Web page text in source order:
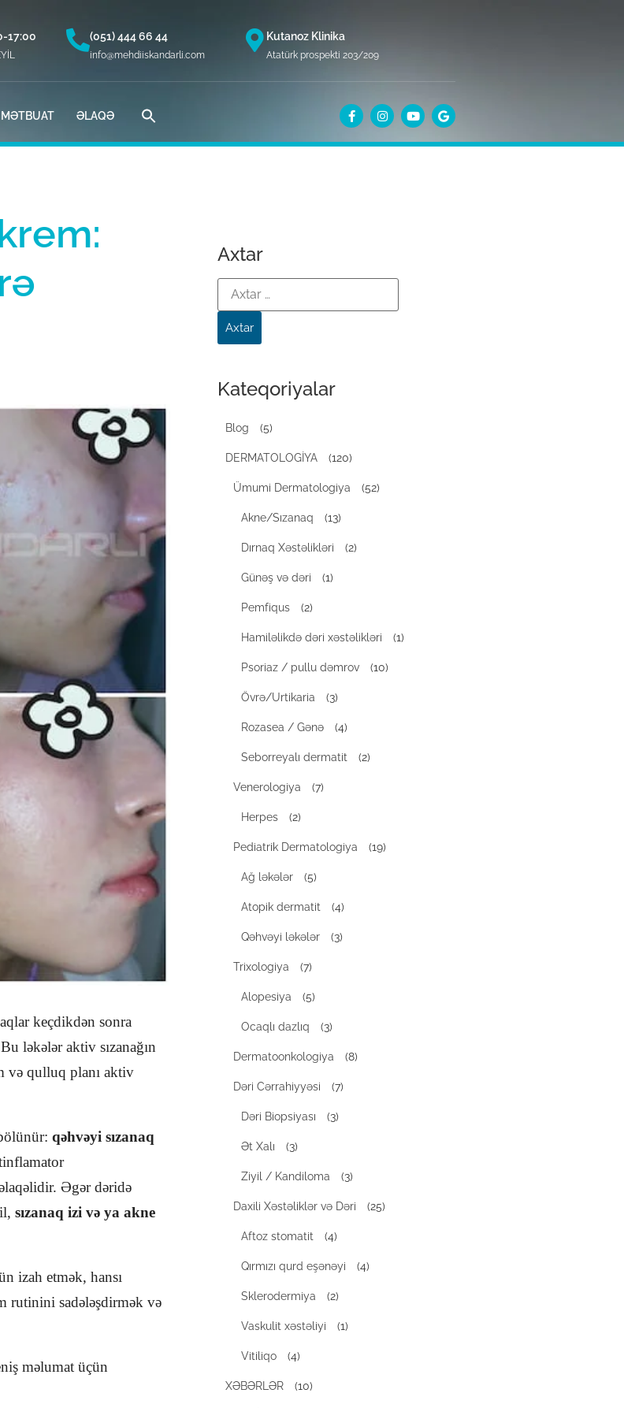
17:00 (051) 444 66 44
info@mehdiiskandarli.com
Kutanoz Klinika
Atatürk prospekti 203/209
MƏTBUAT ƏLAQƏ
keçdikdən sonra
ləkələr aktiv sızanağın
və qulluq planı aktiv
qəhvəyi sızanaq
Əgər dəridə
sızanaq izi və ya akne
izah etmək, hansı
rutinini sadələşdirmək və
məlumat üçün
Axtar
Kateqoriyalar
Blog (5)
DERMATOLOGİYA (120)
Ümumi Dermatologiya (52)
Akne/Sızanaq (13)
Dırnaq Xəstəlikləri (2)
Günəş və dəri (1)
Pemfiqus (2)
Hamiləlikdə dəri xəstəlikləri (1)
Psoriaz / pullu dəmrov (10)
Övrə/Urtikaria (3)
Rozasea / Gənə (4)
Seborreyalı dermatit (2)
Venerologiya (7)
Herpes (2)
Pediatrik Dermatologiya (19)
Ağ ləkələr (5)
Atopik dermatit (4)
Qəhvəyi ləkələr (3)
Trixologiya (7)
Alopesiya (5)
Ocaqlı dazlıq (3)
Dermatoonkologiya (8)
Dəri Cərrahiyyəsi (7)
Dəri Biopsiyası (3)
Ət Xalı (3)
Ziyil / Kandiloma (3)
Daxili Xəstəliklər və Dəri (25)
Aftoz stomatit (4)
Qırmızı qurd eşənəyi (4)
Sklerodermiya (2)
Vaskulit xəstəliyi (1)
Vitiliqo (4)
XƏBƏRLƏR (10)